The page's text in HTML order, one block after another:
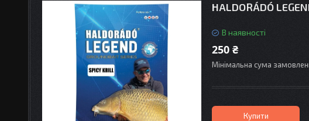
HALDORÁDÓ
В наявності
250 ₴
Мінімальна сума
Купити